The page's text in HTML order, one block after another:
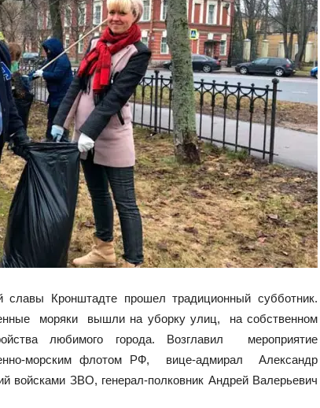
собор
славы Кронштадте прошел традиционный субботник.
моряки вышли на уборку улиц, на собственном
любимого города. Возглавил мероприятие
морским флотом РФ, вице-адмирал Александр
ЗВО, генерал-полковник Андрей Валерьевич